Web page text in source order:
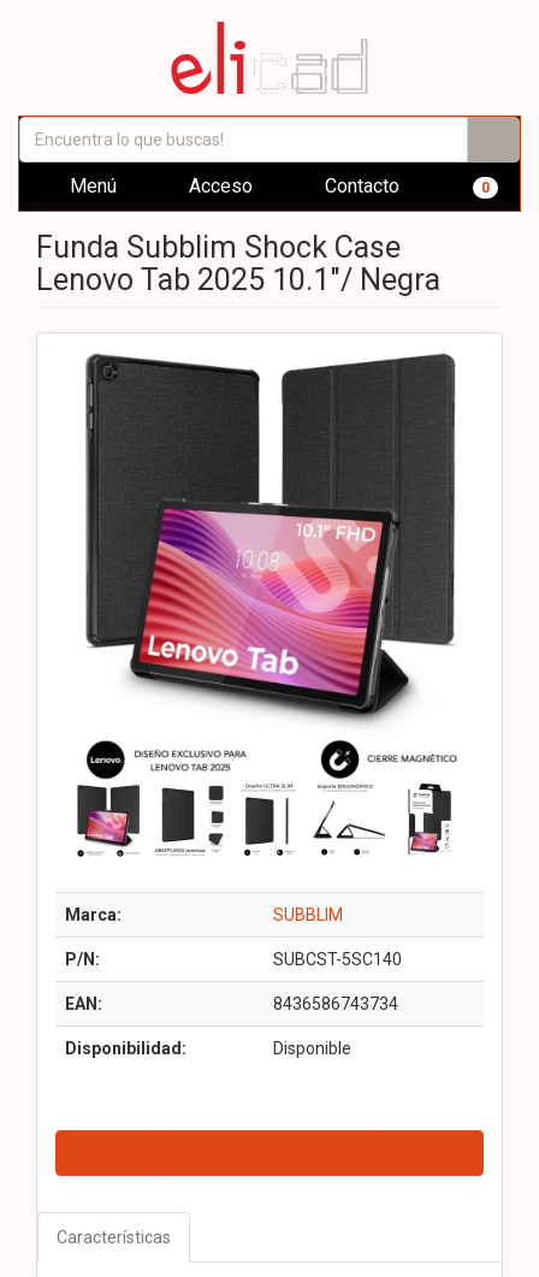
Menú Acceso Contacto 0
Funda Subblim Shock Case
Lenovo Tab 2025 10.1"/ Negra
Marca: SUBBLIM
P/N: SUBCST-5SC140
EAN: 8436586743734
Disponibilidad: Disponible
Características